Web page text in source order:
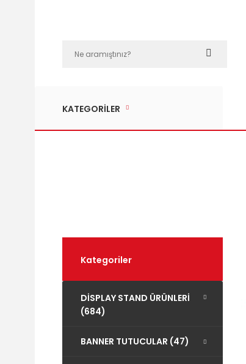
KATEGORİLER
Kategoriler
DİSPLAY STAND ÜRÜNLERİ
(684)
BANNER TUTUCULAR (47)